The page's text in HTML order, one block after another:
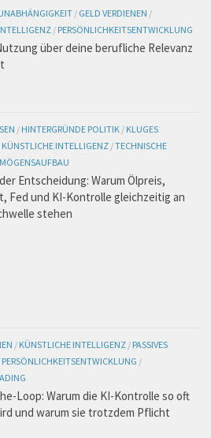
/ GELD VERDIENEN /
/ PERSÖNLICHKEITSENTWICKLUNG
über deine berufliche Relevanz
/ HINTERGRÜNDE POLITIK / KLUGES
KÜNSTLICHE INTELLIGENZ /TECHNISCHE
Entscheidung: Warum Ölpreis,
Fed und KI-Kontrolle gleichzeitig an
stehen
/ KÜNSTLICHE INTELLIGENZ / PASSIVES
PERSÖNLICHKEITSENTWICKLUNG /
Loop: Warum die KI-Kontrolle so oft
und warum sie trotzdem Pflicht